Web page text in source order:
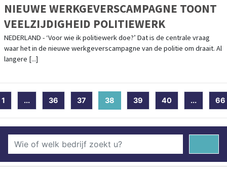
NIEUWE WERKGEVERSCAMPAGNE TOONT
VEELZIJDIGHEID POLITIEWERK
NEDERLAND - ‘Voor wie ik politiewerk doe?’ Dat is de centrale vraag
waar het in de nieuwe werkgeverscampagne van de politie om draait. Al
langere [...]
1 ... 36 37 38 (current)
39 40 ... 66